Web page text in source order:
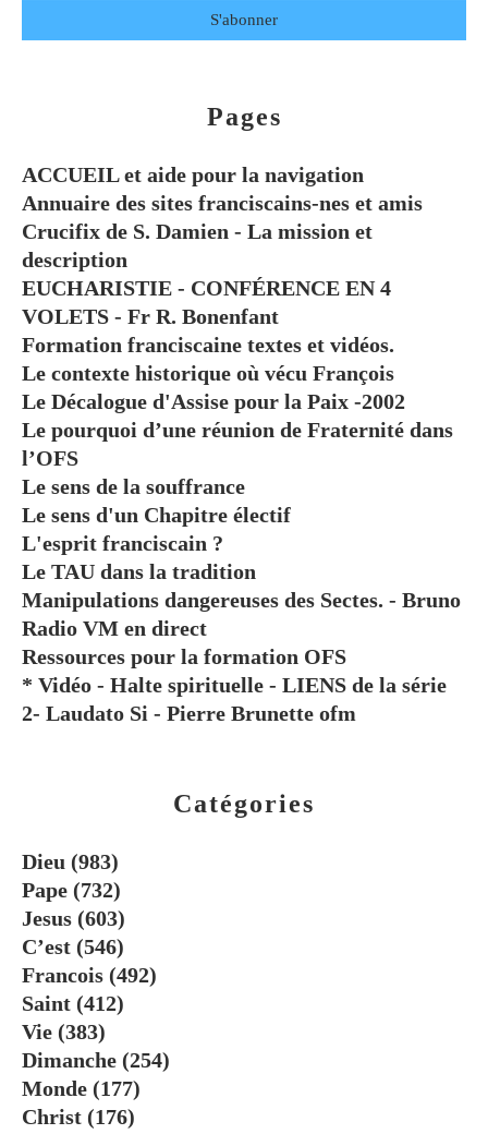
Catégories
Dieu (983)
Pape (732)
Jesus (603)
C’est (546)
Francois (492)
Saint (412)
Vie (383)
Dimanche (254)
Monde (177)
Christ (176)
Pages
ACCUEIL et aide pour la navigation
Annuaire des sites franciscains-nes et amis
Crucifix de S. Damien - La mission et
description
EUCHARISTIE - CONFÉRENCE EN 4
VOLETS - Fr R. Bonenfant
Formation franciscaine textes et vidéos.
Le contexte historique où vécu François
Le Décalogue d'Assise pour la Paix -2002
Le pourquoi d’une réunion de Fraternité dans
l’OFS
Le sens de la souffrance
Le sens d'un Chapitre électif
L'esprit franciscain ?
Le TAU dans la tradition
Manipulations dangereuses des Sectes. - Bruno
Radio VM en direct
Ressources pour la formation OFS
* Vidéo - Halte spirituelle - LIENS de la série
2- Laudato Si - Pierre Brunette ofm